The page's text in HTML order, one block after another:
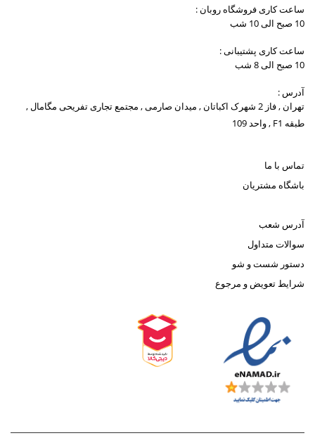
ساعت کاری فروشگاه روبان :
10 صبح الی 10 شب
ساعت کاری پشتیبانی :
10 صبح الی 8 شب
آدرس :
تهران , فاز 2 شهرک اکباتان , میدان صارمی , مجتمع تجاری تفریحی مگامال ,
طبقه F1 , واحد 109
تماس با ما
باشگاه مشتریان
آدرس شعب
سوالات متداول
دستور شست و شو
شرایط تعویض و مرجوع